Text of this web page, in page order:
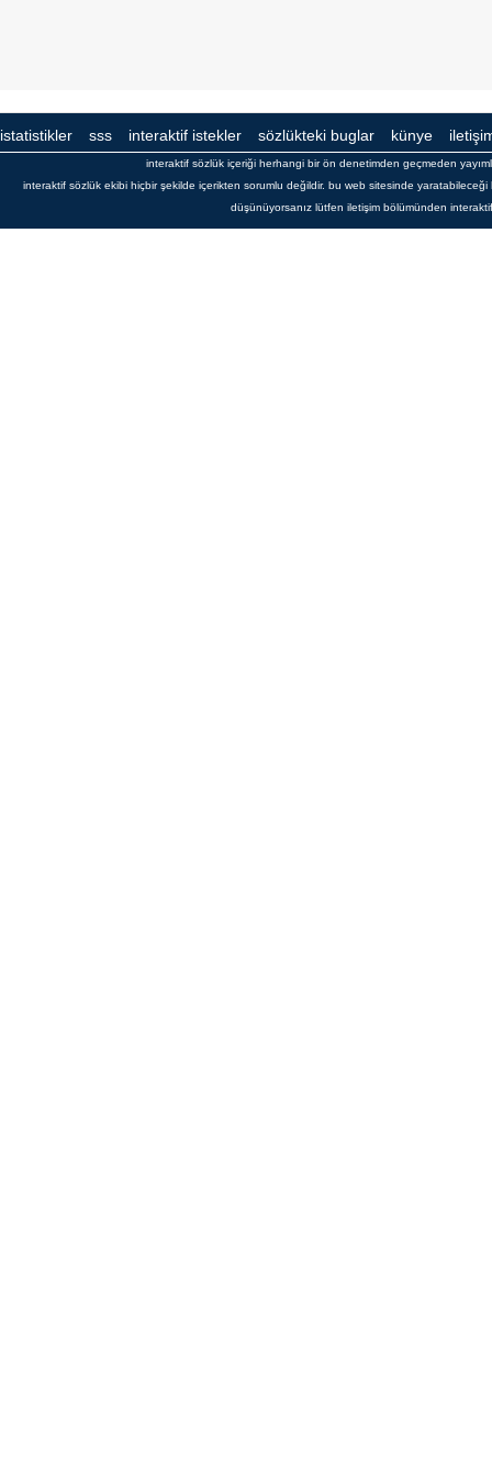
istatistikler sss interaktif istekler sözlükteki buglar künye
interaktif sözlük içeriği herhangi bir ön denetimden geçmeden
interaktif sözlük ekibi hiçbir şekilde içerikten sorumlu değildir. bu web sitesinde yaratabileceği
düşünüyorsanız lütfen iletişim bölümünden